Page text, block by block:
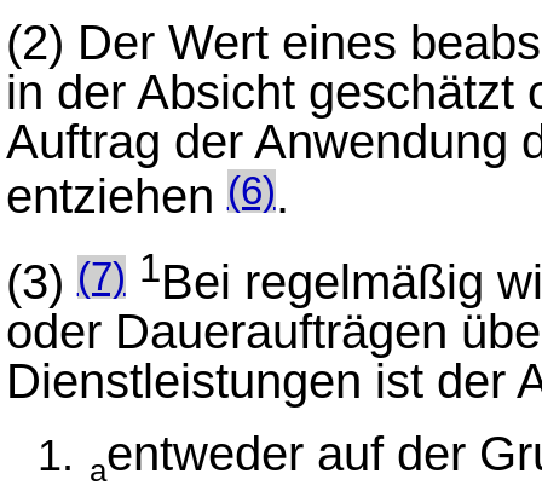
(2) Der Wert eines
in der Absicht geschätzt
Auftrag der Anwendung
entziehen(6).
(3)(7) 1Bei regelmäßig
oder Daueraufträgen
Dienstleistungen ist der
aentweder auf der